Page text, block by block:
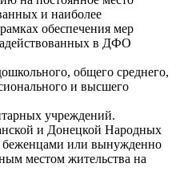
и наиболее
обеспечения мер
в ДФО
общего среднего,
и высшего
учреждений.
и Донецкой Народных
беженцами или вынужденно
местом жительства на